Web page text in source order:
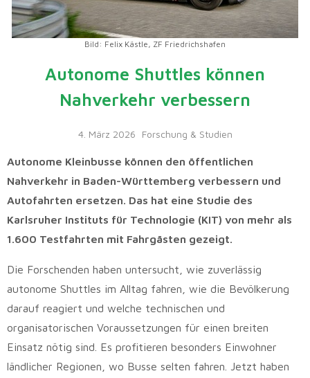
Bild: Felix Kästle, ZF Friedrichshafen
Autonome Shuttles können
Nahverkehr verbessern
4. März 2026 Forschung & Studien
Autonome Kleinbusse können den öffentlichen
Nahverkehr in Baden-Württemberg verbessern und
Autofahrten ersetzen. Das hat eine Studie des
Karlsruher Instituts für Technologie (KIT) von mehr als
1.600 Testfahrten mit Fahrgästen gezeigt.
Die Forschenden haben untersucht, wie zuverlässig
autonome Shuttles im Alltag fahren, wie die Bevölkerung
darauf reagiert und welche technischen und
organisatorischen Voraussetzungen für einen breiten
Einsatz nötig sind. Es profitieren besonders Einwohner
ländlicher Regionen, wo Busse selten fahren. Jetzt haben